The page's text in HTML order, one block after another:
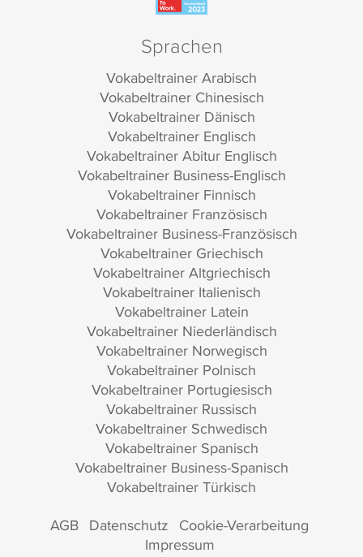
Sprachen
Vokabeltrainer Arabisch
Vokabeltrainer Chinesisch
Vokabeltrainer Dänisch
Vokabeltrainer Englisch
Vokabeltrainer Abitur Englisch
Vokabeltrainer Business-Englisch
Vokabeltrainer Finnisch
Vokabeltrainer Französisch
Vokabeltrainer Business-Französisch
Vokabeltrainer Griechisch
Vokabeltrainer Altgriechisch
Vokabeltrainer Italienisch
Vokabeltrainer Latein
Vokabeltrainer Niederländisch
Vokabeltrainer Norwegisch
Vokabeltrainer Polnisch
Vokabeltrainer Portugiesisch
Vokabeltrainer Russisch
Vokabeltrainer Schwedisch
Vokabeltrainer Spanisch
Vokabeltrainer Business-Spanisch
Vokabeltrainer Türkisch
AGB Datenschutz Cookie-Verarbeitung
Impressum